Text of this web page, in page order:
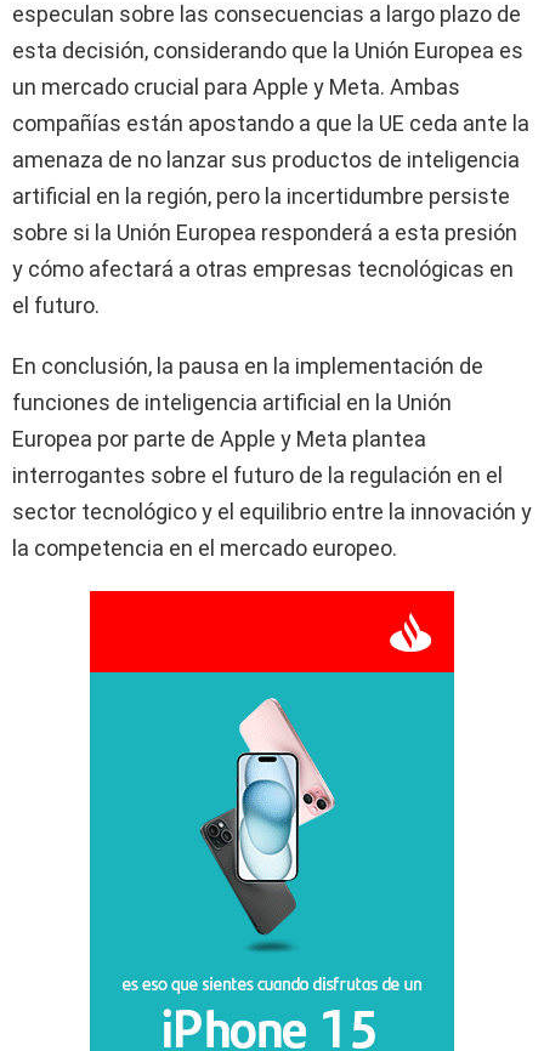
especulan sobre las consecuencias a largo plazo de
esta decisión, considerando que la Unión Europea es
un mercado crucial para Apple y Meta. Ambas
compañías están apostando a que la UE ceda ante la
amenaza de no lanzar sus productos de inteligencia
artificial en la región, pero la incertidumbre persiste
sobre si la Unión Europea responderá a esta presión
y cómo afectará a otras empresas tecnológicas en
el futuro.
En conclusión, la pausa en la implementación de
funciones de inteligencia artificial en la Unión
Europea por parte de Apple y Meta plantea
interrogantes sobre el futuro de la regulación en el
sector tecnológico y el equilibrio entre la innovación y
la competencia en el mercado europeo.